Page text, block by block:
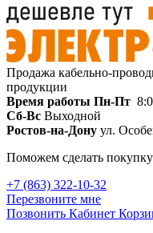
Продажа кабельно-
продукции
Время работы Пн-Пт
Сб-Вс Выходной
Ростов-на-Дону ул.
Поможем сделать покупку
+7 (863) 322-10-32
Перезвоните мне
Позвонить Кабинет